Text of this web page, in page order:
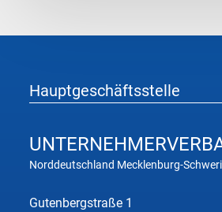
Hauptgeschäftsstelle
UNTERNEHMER
Norddeutschland Mecklenburg-
Gutenbergstraße 1